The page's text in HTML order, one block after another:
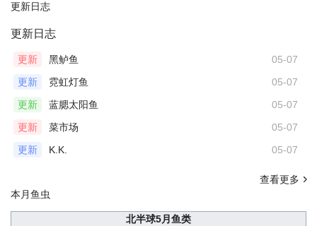
更新日志
更新日志
更新 黑鲈鱼
05-07
更新
霓虹灯鱼
05-07
更新
蓝腮太阳鱼
05-07
更新
菜市场
05-07
更新
K.K. 05-07
查看更多
本月鱼虫
北半球5月鱼类